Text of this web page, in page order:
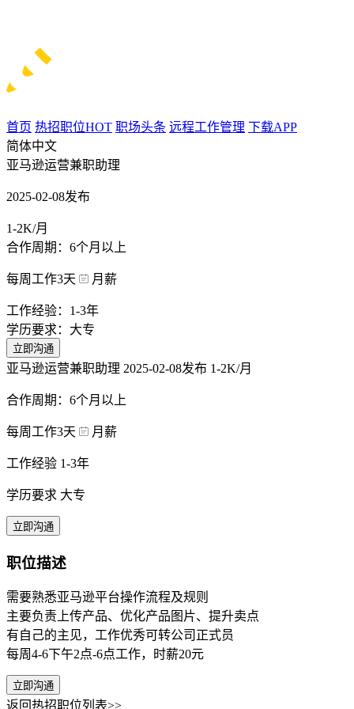
首页 热招职位HOT 职场头条 远程工作管理 下载APP
简体中文
亚马逊运营兼职助理
2025-02-08发布
1-2K/月
合作周期：6个月以上
每周工作3天 月薪
工作经验：1-3年
学历要求：大专
立即沟通
亚马逊运营兼职助理 2025-02-08发布 1-2K/月
合作周期：6个月以上
每周工作3天 月薪
工作经验 1-3年
学历要求 大专
立即沟通
职位描述
需要熟悉亚马逊平台操作流程及规则
主要负责上传产品、优化产品图片、提升卖点
有自己的主见，工作优秀可转公司正式员
每周4-6下午2点-6点工作，时薪20元
立即沟通
返回热招职位列表>>